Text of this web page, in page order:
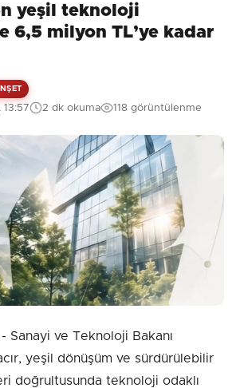
yeşil teknoloji
6,5 milyon TL’ye kadar
2 dk okuma 118 görüntülenme
Sanayi ve Teknoloji Bakanı
yeşil dönüşüm ve sürdürülebilir
doğrultusunda teknoloji odaklı